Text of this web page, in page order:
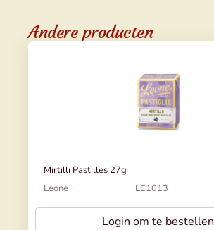
Andere producten
Mirtilli Pastilles 27g
Leone
LE1013
Login om te bestellen